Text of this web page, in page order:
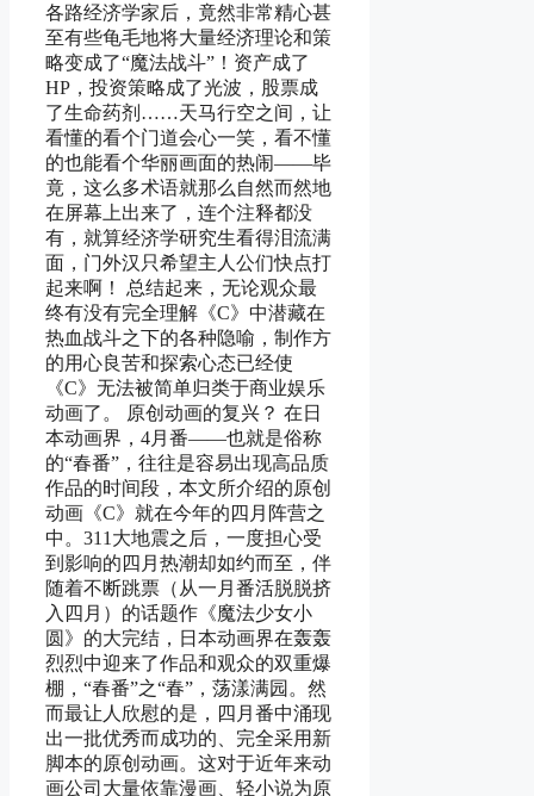
各路经济学家后，竟然非常精心甚
至有些龟毛地将大量经济理论和策
略变成了“魔法战斗”！资产成了
HP，投资策略成了光波，股票成
了生命药剂……天马行空之间，让
看懂的看个门道会心一笑，看不懂
的也能看个华丽画面的热闹——毕
竟，这么多术语就那么自然而然地
在屏幕上出来了，连个注释都没
有，就算经济学研究生看得泪流满
面，门外汉只希望主人公们快点打
起来啊！ 总结起来，无论观众最
终有没有完全理解《C》中潜藏在
热血战斗之下的各种隐喻，制作方
的用心良苦和探索心态已经使
《C》无法被简单归类于商业娱乐
动画了。 原创动画的复兴？ 在日
本动画界，4月番——也就是俗称
的“春番”，往往是容易出现高品质
作品的时间段，本文所介绍的原创
动画《C》就在今年的四月阵营之
中。311大地震之后，一度担心受
到影响的四月热潮却如约而至，伴
随着不断跳票（从一月番活脱脱挤
入四月）的话题作《魔法少女小
圆》的大完结，日本动画界在轰轰
烈烈中迎来了作品和观众的双重爆
棚，“春番”之“春”，荡漾满园。然
而最让人欣慰的是，四月番中涌现
出一批优秀而成功的、完全采用新
脚本的原创动画。这对于近年来动
画公司大量依靠漫画、轻小说为原